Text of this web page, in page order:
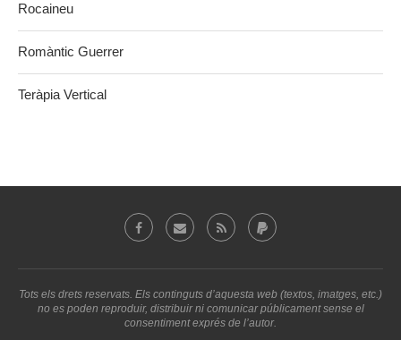
Rocaineu
Romàntic Guerrer
Teràpia Vertical
Tots els drets reservats. Els continguts d’aquesta web (textos, imatges, etc.)
no es poden reproduir, distribuir ni comunicar públicament sense el
consentiment exprés de l’autor.